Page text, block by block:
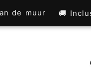
de muur 🚚